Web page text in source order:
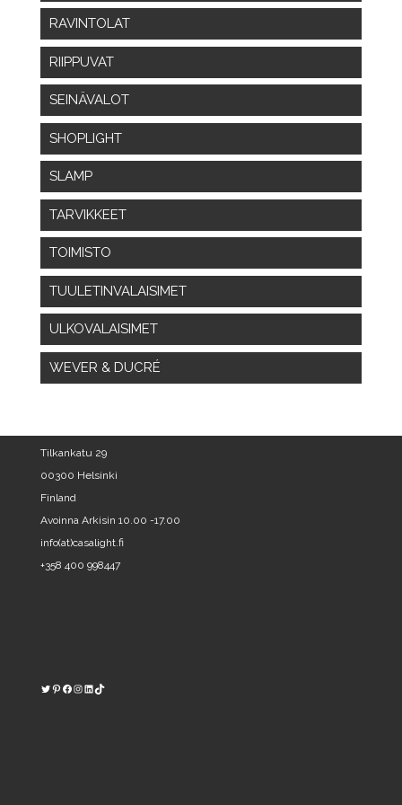
RAVINTOLAT
RIIPPUVAT
SEINÄVALOT
SHOPLIGHT
SLAMP
TARVIKKEET
TOIMISTO
TUULETINVALAISIMET
ULKOVALAISIMET
WEVER & DUCRÉ
Tilkankatu 29
00300 Helsinki
Finland
Avoinna Arkisin 10.00 -17.00
info(at)casalight.fi
+358 400 998447
Twitter
Pinterest
https://www.facebook.com/kodinvalaisin/
Instagram
LinkedIn
TikTok